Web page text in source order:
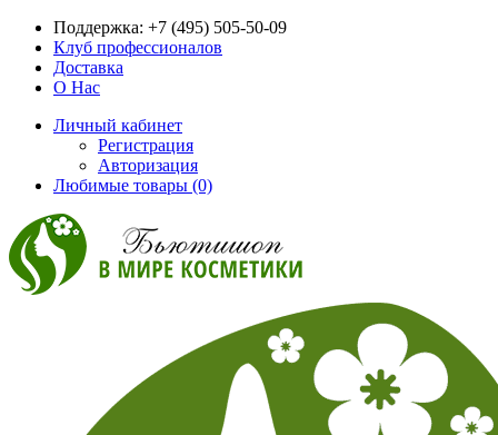
Поддержка: +7 (495) 505-50-09
Клуб профессионалов
Доставка
О Нас
Личный кабинет
Регистрация
Авторизация
Любимые товары (0)